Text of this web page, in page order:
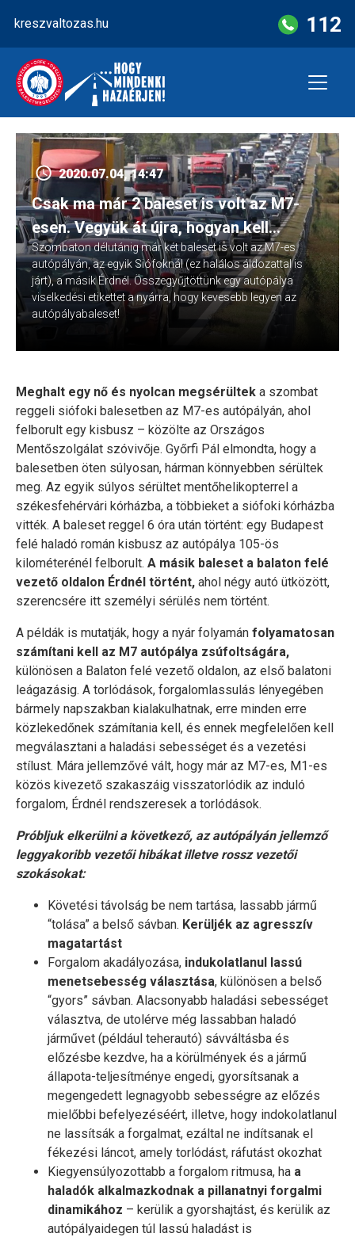
content
kreszvaltozas.hu 112
2020.07.04, 14:47
Csak ma már 2 baleset is volt az M7-
esen. Vegyük át újra, hogyan kell
autópályán közlekedni
Szombaton délutánig már két baleset is volt az M7-es
autópályán, az egyik Siófoknál (ez halálos áldozattal is
járt), a másik Érdnél. Összegyűjtöttünk egy autópálya
viselkedési etikettet a nyárra, hogy kevesebb legyen az
autópályabaleset!
Meghalt egy nő és nyolcan megsérültek a szombat
reggeli siófoki balesetben az M7-es autópályán, ahol
felborult egy kisbusz – közölte az Országos
Mentőszolgálat szóvivője. Győrfi Pál elmondta, hogy a
balesetben öten súlyosan, hárman könnyebben sérültek
meg. Az egyik súlyos sérültet mentőhelikopterrel a
székesfehérvári kórházba, a többieket a siófoki kórházba
vitték. A baleset reggel 6 óra után történt: egy Budapest
felé haladó román kisbusz az autópálya 105-ös
kilométerénél felborult. A másik baleset a balaton felé
vezető oldalon Érdnél történt, ahol négy autó ütközött,
szerencsére itt személyi sérülés nem történt.
A példák is mutatják, hogy a nyár folyamán folyamatosan
számítani kell az M7 autópálya zsúfoltságára,
különösen a Balaton felé vezető oldalon, az első balatoni
leágazásig. A torlódások, forgalomlassulás lényegében
bármely napszakban kialakulhatnak, erre minden erre
közlekedőnek számítania kell, és ennek megfelelően kell
megválasztani a haladási sebességet és a vezetési
stílust. Mára jellemzővé vált, hogy már az M7-es, M1-es
közös kivezető szakaszáig visszatorlódik az induló
forgalom, Érdnél rendszeresek a torlódások.
Próbljuk elkerülni a következő, az autópályán jellemző
leggyakoribb vezetői hibákat illetve rossz vezetői
szokásokat:
Követési távolság be nem tartása, lassabb jármű
“tolása” a belső sávban. Kerüljék az agresszív
magatartást
Forgalom akadályozása, indukolatlanul lassú
menetsebesség választása, különösen a belső
“gyors” sávban. Alacsonyabb haladási sebességet
választva, de utolérve még lassabban haladó
járművet (például teherautó) sávváltásba és
előzésbe kezdve, ha a körülmények és a jármű
állapota-teljesítménye engedi, gyorsítsanak a
megengedett legnagyobb sebességre az előzés
mielőbbi befelyezéséért, illetve, hogy indokolatlanul
ne lassítsák a forgalmat, ezáltal ne indítsanak el
fékezési láncot, amely torlódást, ráfutást okozhat
Kiegyensúlyozottabb a forgalom ritmusa, ha a
haladók alkalmazkodnak a pillanatnyi forgalmi
dinamikához – kerülik a gyorshajtást, és kerülik az
autópályaidegen túl lassú haladást is